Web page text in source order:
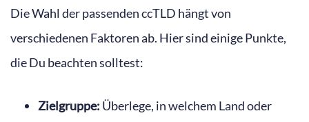
Die Wahl der passenden ccTLD hängt von
verschiedenen Faktoren ab. Hier sind einige Punkte,
die Du beachten solltest:
Zielgruppe: Überlege, in welchem Land oder